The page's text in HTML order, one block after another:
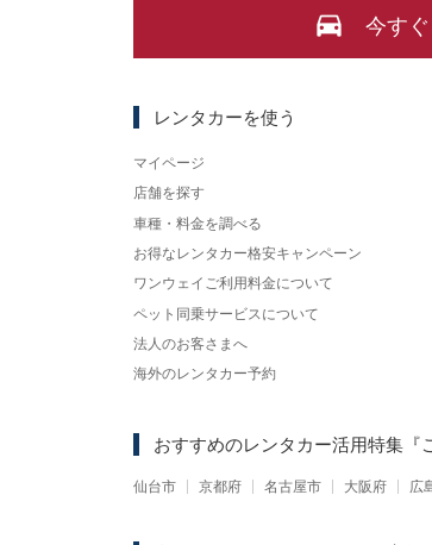
今す
レンタカーを使う
マイページ
店舗を探す
車種・料金を調べる
お得なレンタカー格安キャンペーン
ワンウェイご利用料金について
ペット同乗サービスについて
法人のお客さまへ
海外のレンタカー予約
おすすめのレンタカー活用特集
仙台市 京都府 名古屋市 大阪府 広